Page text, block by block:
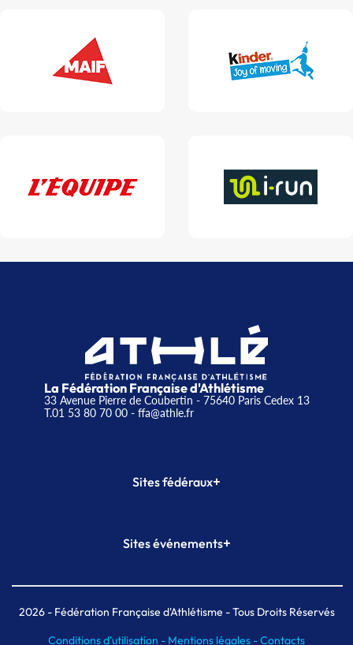
La Fédération Française d'Athlétisme
33 Avenue Pierre de Coubertin - 75640 Paris Cedex 13
T.01 53 80 70 00- ffa@athle.fr
Sites fédéraux+
Plateforme Formation
Sites événements+
Meeting de Paris indoor
MAIF Ekiden de Paris
2026- Fédération Française d'Athlétisme - Tous Droits Réservés
Conditions d'utilisation - Mentions légales -Contacts